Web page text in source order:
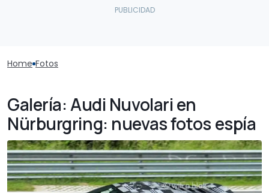
Home Fotos
Galería: Audi Nuvolari en
Nürburgring: nuevas fotos espía